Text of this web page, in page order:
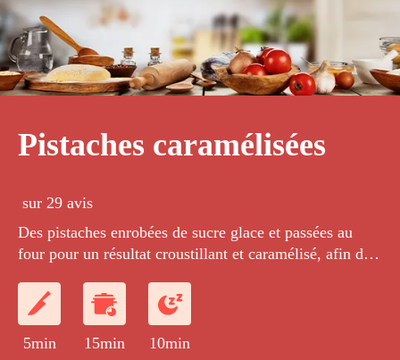
Pistaches caramélisées
sur 29 avis
Des pistaches enrobées de sucre glace et passées au
four pour un résultat croustillant et caramélisé, afin de
5min 15min 10min